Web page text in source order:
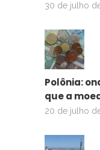
30 de julho
Polônia:
que a
20 de julho